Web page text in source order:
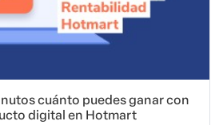
cuánto puedes ganar con
digital en Hotmart